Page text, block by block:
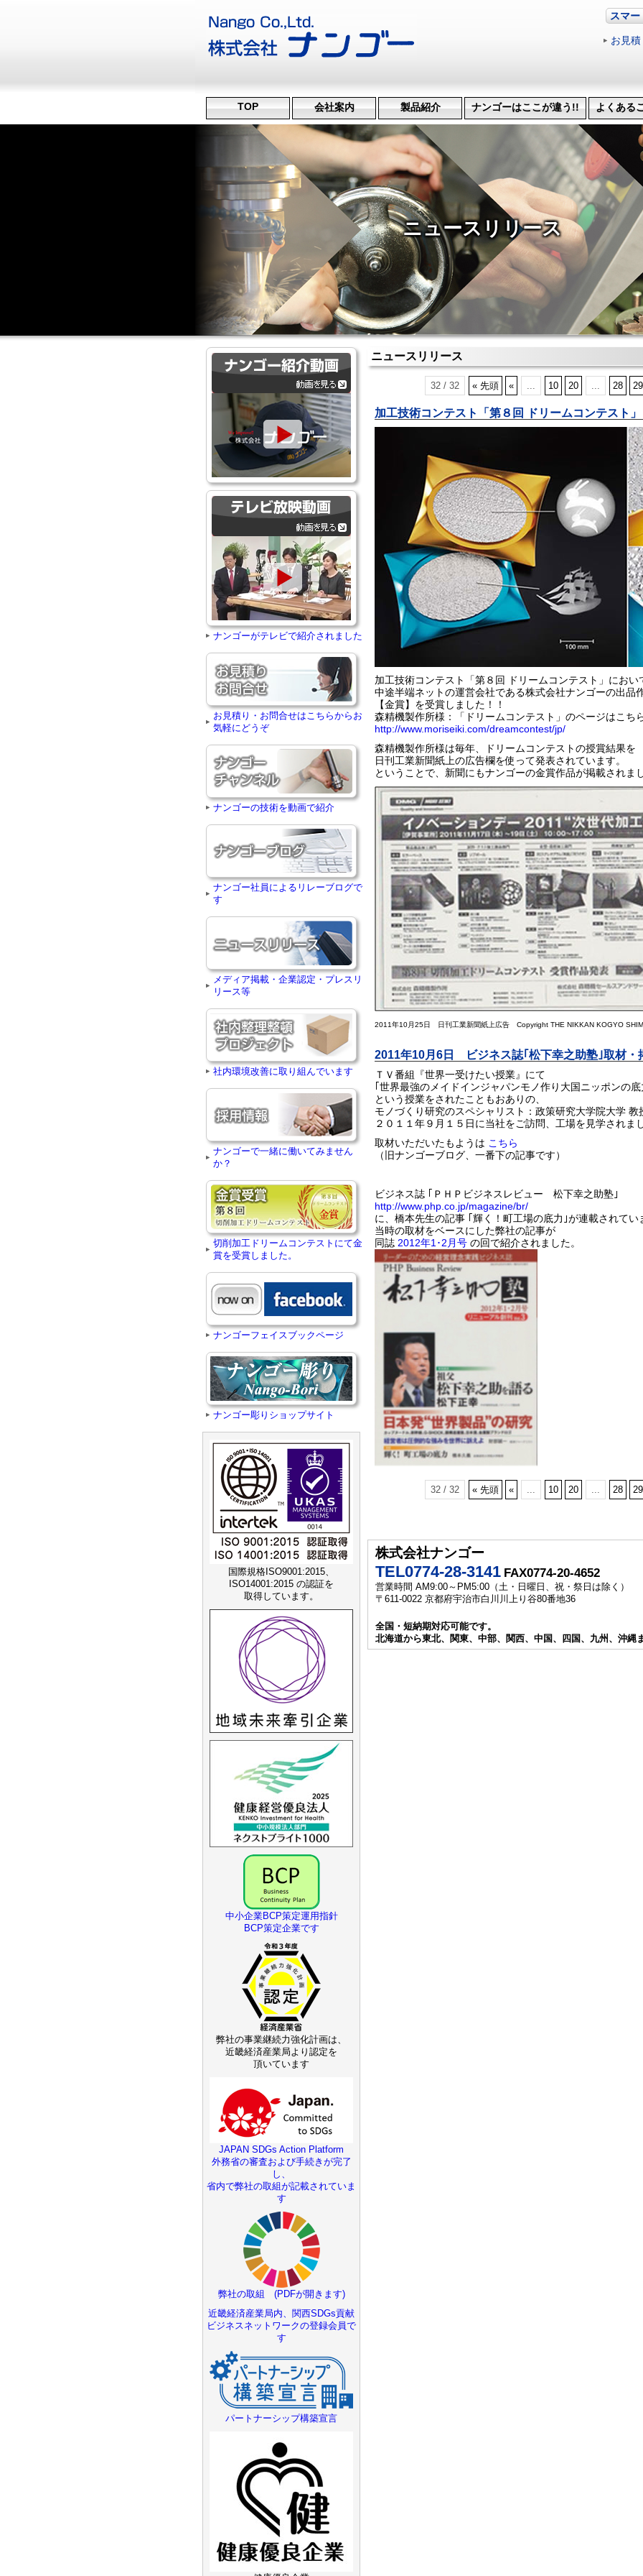
スマ
お見
TOP
会社案内
ミッション
会社概要
機械設備
沿革・受賞歴
製品紹介
機械加工
治具･省力化機械
試作・開発
特許技術
ナンゴーはここが違う!!
よくある
ニュースリリース
ニュースリリース
32 / 32 « 先頭 « ... 10 20 ... 28 29
加工技術コンテスト「第８回 ドリームコンテスト」
加工技術コンテスト「第８回 ドリームコンテスト」におい
中途半端ネットの運営会社である株式会社ナンゴーの出品
【金賞】を受賞しました！！
森精機製作所様：「ドリームコンテスト」のページはこち
http://www.moriseiki.com/dreamcontest/jp/
森精機製作所様は毎年、ドリームコンテストの授賞結果を
日刊工業新聞紙上の広告欄を使って発表されています。
ということで、新聞にもナンゴーの金賞作品が掲載されま
2011年10月25日 日刊工業新聞紙上広告 Copyright THE NIKKAN KOGYO
2011年10月6日 ビジネス誌｢松下幸之助塾｣取材・
ＴＶ番組『世界一受けたい授業』にて
｢世界最強のメイドインジャパンモノ作り大国ニッポンの
という授業をされたこともおありの、
モノづくり研究のスペシャリスト：政策研究大学院大学 教
２０１１年９月１５日に当社をご訪問、工場を見学されま
取材いただいたもようは こちら
（旧ナンゴーブログ、一番下の記事です）
ビジネス誌 ｢ＰＨＰビジネスレビュー 松下幸之助塾｣
http://www.php.co.jp/magazine/br/
に、橋本先生の記事 ｢輝く！町工場の底力｣が連載されてい
当時の取材をベースにした弊社の記事が
同誌 2012年1･2月号 の回で紹介されました。
32 / 32 « 先頭 « ... 10 20 ... 28 29
株式会社ナンゴー
TEL0774-28-3141 FAX0774-20-4652
営業時間 AM9:00～PM5:00（土・日曜日、祝・祭日は除く）
〒611-0022 京都府宇治市白川川上り谷80番地36
全国・短納期対応可能です。
北海道から東北、関東、中部、関西、中国、四国、九州、沖縄
ナンゴーがテレビで紹介されました
お見積り・お問合せはこちらからお
気軽にどうぞ
ナンゴーの技術を動画で紹介
ナンゴー社員によるリレーブログで
す
メディア掲載・企業認定・プレスリ
リース等
社内環境改善に取り組んでいます
ナンゴーで一緒に働いてみません
か？
切削加工ドリームコンテストにて金
賞を受賞しました。
ナンゴーフェイスブックページ
ナンゴー彫りショップサイト
国際規格ISO9001:2015、
ISO14001:2015 の認証を
取得しています。
中小企業BCP策定運用指針
BCP策定企業です
弊社の事業継続力強化計画は、
近畿経済産業局より認定を
頂いています
JAPAN SDGs Action Platform
外務省の審査および手続きが完了
し、
省内で弊社の取組が記載されていま
す
弊社の取組 (PDFが開きます)
近畿経済産業局内、関西SDGs貢献
ビジネスネットワークの登録会員で
す
パートナーシップ構築宣言